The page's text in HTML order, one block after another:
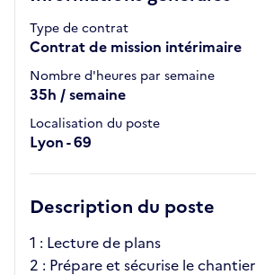
Type de contrat
Contrat de mission intérimaire
Nombre d'heures par semaine
35h / semaine
Localisation du poste
Lyon - 69
Description du poste
1 : Lecture de plans
2 : Prépare et sécurise le chantier